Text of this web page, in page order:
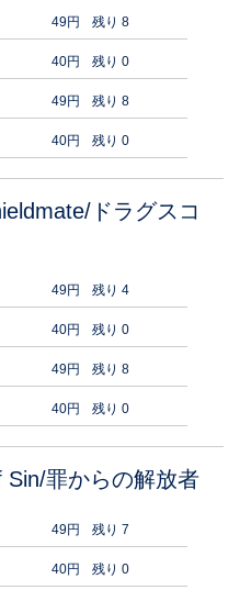
49円 残り 8
40円 残り 0
49円 残り 8
40円 残り 0
ドラグスコ
49円 残り 4
40円 残り 0
49円 残り 8
40円 残り 0
罪からの解放者
49円 残り 7
40円 残り 0